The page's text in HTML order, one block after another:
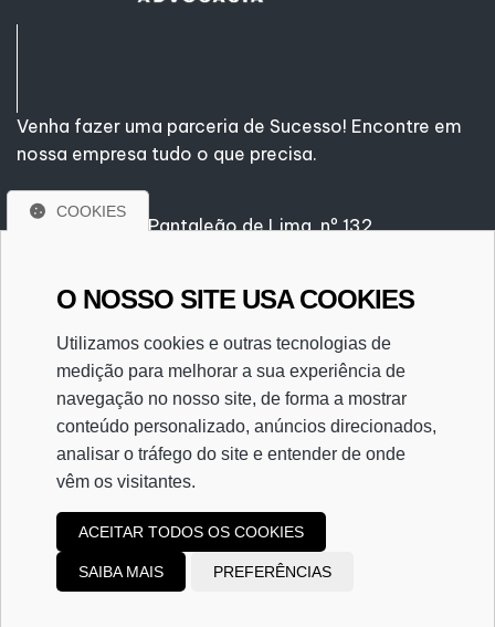
Venha fazer uma parceria de Sucesso! Encontre em
nossa empresa tudo o que precisa.
Rua Gustavo Pantaleão de Lima, nº 132
(17) 3485-1501
(17) 3485-1501
gareti@gareti.com.br
CRC/2SP025589/O-5
Copyright 2024 Garetti Escritório Contábil
Desenvolvido por
COOKIES
O NOSSO SITE USA COOKIES
Utilizamos cookies e outras tecnologias de
medição para melhorar a sua experiência de
navegação no nosso site, de forma a mostrar
conteúdo personalizado, anúncios direcionados,
analisar o tráfego do site e entender de onde
vêm os visitantes.
ACEITAR TODOS OS COOKIES
SAIBA MAIS PREFERÊNCIAS